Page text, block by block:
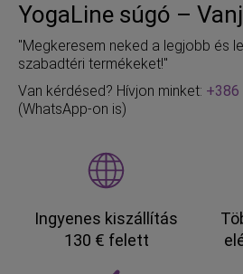
YogaLine súgó –
"Megkeresem neked a legjobb és
szabadtéri termékeket!"
Van kérdésed? Hívjon minket: +386
(WhatsApp-on is)
Ingyenes kiszállítás
130 € felett